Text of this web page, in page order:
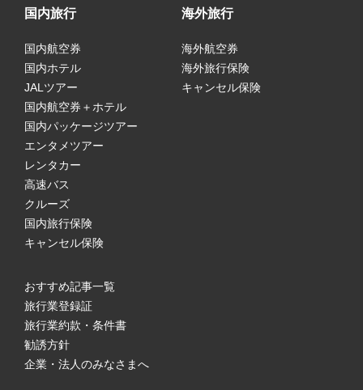
国内旅行
国内航空券
国内ホテル
JALツアー
国内航空券＋ホテル
国内パッケージツアー
エンタメツアー
レンタカー
高速バス
クルーズ
国内旅行保険
キャンセル保険
海外旅行
海外航空券
海外旅行保険
キャンセル保険
おすすめ記事一覧
旅行業登録証
旅行業約款・条件書
勧誘方針
企業・法人のみなさまへ